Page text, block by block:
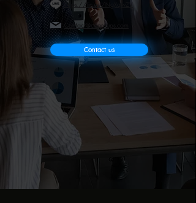
https://lin.ee/NgXqwZV
Contact@csigroups.com
Contact us